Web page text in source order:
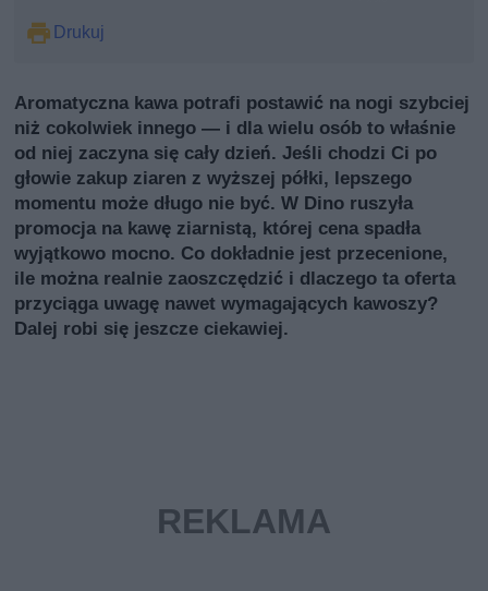
Drukuj
Aromatyczna kawa potrafi postawić na nogi szybciej
niż cokolwiek innego — i dla wielu osób to właśnie
od niej zaczyna się cały dzień. Jeśli chodzi Ci po
głowie zakup ziaren z wyższej półki, lepszego
momentu może długo nie być. W Dino ruszyła
promocja na kawę ziarnistą, której cena spadła
wyjątkowo mocno. Co dokładnie jest przecenione,
ile można realnie zaoszczędzić i dlaczego ta oferta
przyciąga uwagę nawet wymagających kawoszy?
Dalej robi się jeszcze ciekawiej.